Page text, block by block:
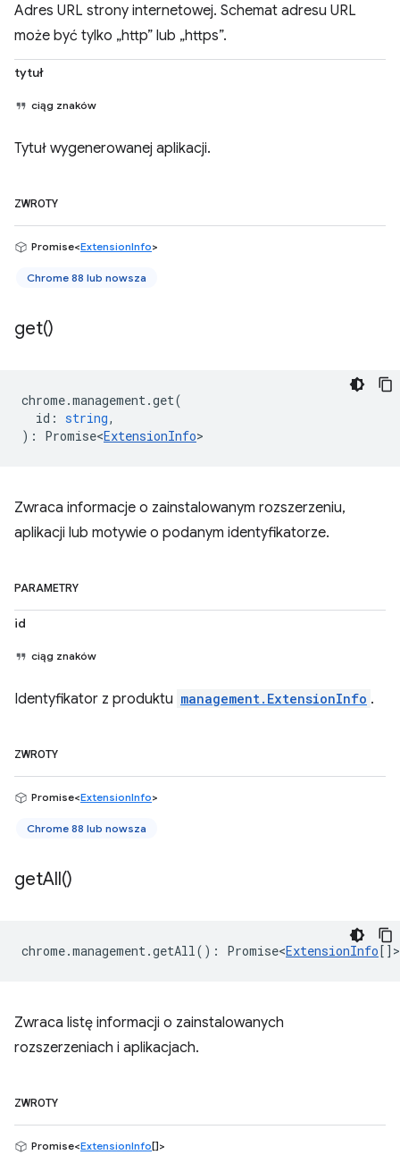
Adres URL strony internetowej. Schemat adresu URL
może być tylko „http” lub „https”.
tytuł
ciąg znaków
Tytuł wygenerowanej aplikacji.
ZWROTY
Promise<ExtensionInfo>
Chrome 88 lub nowsza
get()
chrome.management.get(
id : string,
) : Promise<ExtensionInfo>
Zwraca informacje o zainstalowanym rozszerzeniu,
aplikacji lub motywie o podanym identyfikatorze.
PARAMETRY
id
ciąg znaków
Identyfikator z produktu management.ExtensionInfo .
ZWROTY
Promise<ExtensionInfo>
Chrome 88 lub nowsza
getAll()
chrome.management.getAll() : Promise<ExtensionInfo[] >
Zwraca listę informacji o zainstalowanych
rozszerzeniach i aplikacjach.
ZWROTY
Promise<ExtensionInfo[]>